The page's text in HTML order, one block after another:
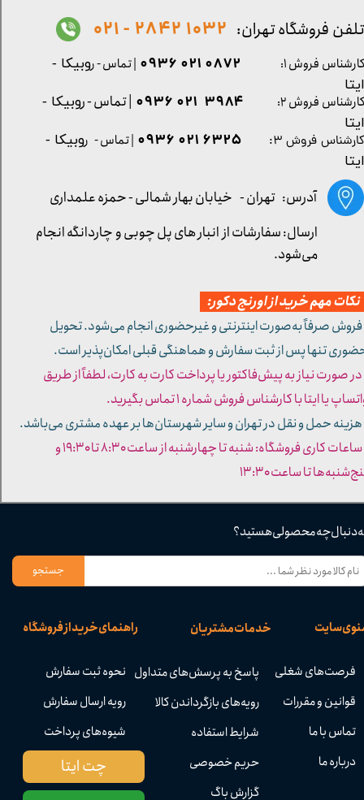
راهنمای خرید از فروشگاه
نحوه ثبت سفارش
رویه ارسال سفارش
شیوه‌های پرداخت
خدمات مشتریان
پاسخ به پرسش‌های متداول
رویه‌های بازگرداندن کالا
شرایط استفاده
حریم خصوصی
گزارش باگ
سایت
فرصت‌های شغلی
قوانین و مقررات
تماس با ما
درباره ما
دنبال چه محصولی هستید؟
جستجو
چت ایتا
کارشناس فروش ۳: ۶۳۲۵ ۰۲۱ ۰۹۳۶ | تماس - روبیکا -
ایتا
آدرس: تهران - خیابان بهار شمالی - حمزه علمداری
تلفن فروشگاه تهران: 1032 2842 - 021
مهم خرید از اورنج دکور:
صرفاً به‌صورت اینترنتی و غیرحضوری انجام می‌شود. تحویل
تنها پس از ثبت سفارش و هماهنگی قبلی امکان‌پذیر است.
صورت نیاز به پیش‌فاکتور یا پرداخت کارت به کارت، لطفاً از طریق
یا ایتا با کارشناس فروش شماره ۱ تماس بگیرید.
حمل و نقل در تهران و سایر شهرستان‌ها بر عهده مشتری می‌باشد.
- ساعات کاری فروشگاه: شنبه تا چهارشنبه از ساعت ۸:۳۰ تا ۱۹:۳۰ و
تا ساعت ۱۳:۳۰​​​​​​​
کارشناس فروش ۱: 0872 021 0936 | تماس - روبیکا -
ایتا
کارشناس فروش ۲:
۳۹۸۴ ۰۲۱ ۰۹۳۶ | تماس - روبیکا -
ایتا
ارسال: سفارشات از انبار های پل چوبی و چاردانگه انجام
می‌شود.